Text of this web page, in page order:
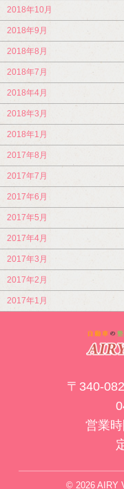
2018年10月
2018年9月
2018年8月
2018年7月
2018年4月
2018年3月
2018年1月
2017年8月
2017年7月
2017年6月
2017年5月
2017年4月
2017年3月
2017年2月
2017年1月
〒340-
営業
© 2026 AIRY